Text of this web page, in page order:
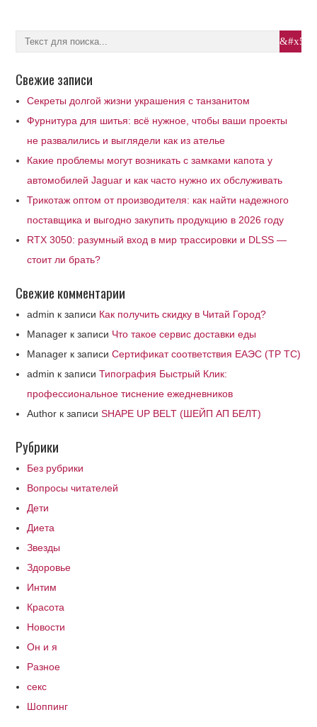
Свежие записи
Секреты долгой жизни украшения с танзанитом
Фурнитура для шитья: всё нужное, чтобы ваши проекты
не развалились и выглядели как из ателье
Какие проблемы могут возникать с замками капота у
автомобилей Jaguar и как часто нужно их обслуживать
Трикотаж оптом от производителя: как найти надежного
поставщика и выгодно закупить продукцию в 2026 году
RTX 3050: разумный вход в мир трассировки и DLSS —
стоит ли брать?
Свежие комментарии
admin к записи Как получить скидку в Читай Город?
Manager к записи Что такое сервис доставки еды
Manager к записиСертификат соответствия ЕАЭС (ТР ТС)
admin к записиТипография Быстрый Клик:
профессиональное тиснение ежедневников
Author к записиSHAPE UP BELT (ШЕЙП АП БЕЛТ)
Рубрики
Без рубрики
Вопросы читателей
Дети
Диета
Звезды
Здоровье
Интим
Красота
Новости
Он и я
Разное
секс
Шоппинг